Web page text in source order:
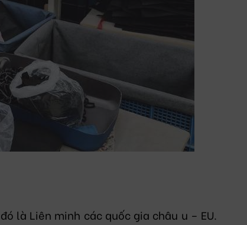
là Liên minh các quốc gia châu u – EU.